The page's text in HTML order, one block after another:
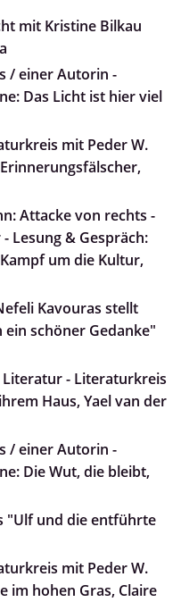
mit Kristine Bilkau
/ einer Autorin -
Das Licht ist hier viel
mit Peder W.
Attacke von rechts -
Lesung & Gespräch:
um die Kultur,
Kavouras stellt
schöner Gedanke"
Literatur - Literaturkreis
Haus, Yael van der
/ einer Autorin -
Die Wut, die bleibt,
"Ulf und die entführte
mit Peder W.
im hohen Gras, Claire